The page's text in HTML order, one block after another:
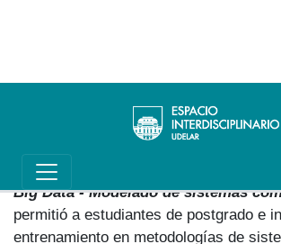
Descripción
Invitado por el Espacio
y profesor cubano brindó un curso "
Complejas a las Redes Sociales.
Big Data - Modelado de sistemas
permitió a estudiantes de postgrado e
entrenamiento en metodologías de